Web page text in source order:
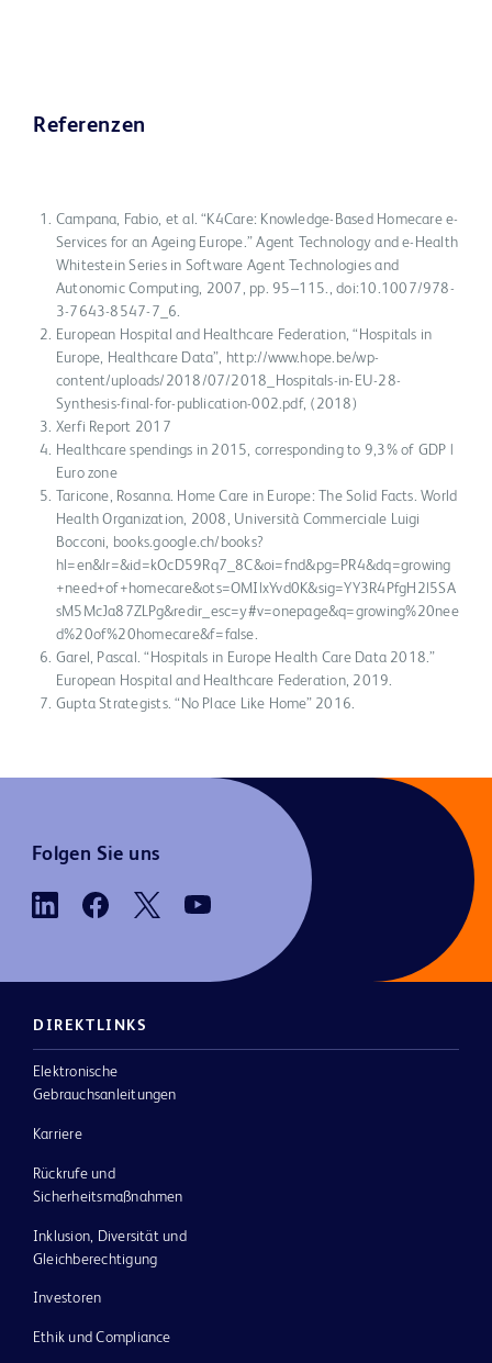
Referenzen
Campana, Fabio, et al. “K4Care: Knowledge-Based Homecare e-
Services for an Ageing Europe.” Agent Technology and e-Health
Whitestein Series in Software Agent Technologies and
Autonomic Computing, 2007, pp. 95–115., doi:10.1007/978-
3-7643-8547-7_6.
European Hospital and Healthcare Federation, “Hospitals in
Europe, Healthcare Data”, http://www.hope.be/wp-
content/uploads/2018/07/2018_Hospitals-in-EU-28-
Synthesis-final-for-publication-002.pdf, (2018)
Xerfi Report 2017
Healthcare spendings in 2015, corresponding to 9,3% of GDP |
Euro zone
Taricone, Rosanna. Home Care in Europe: The Solid Facts. World
Health Organization, 2008, Università Commerciale Luigi
Bocconi, books.google.ch/books?
hl=en&lr=&id=kOcD59Rq7_8C&oi=fnd&pg=PR4&dq=growing
+need+of+homecare&ots=OMIlxYvd0K&sig=YY3R4PfgH2l5SA
sM5McJa87ZLPg&redir_esc=y#v=onepage&q=growing%20nee
d%20of%20homecare&f=false.
Garel, Pascal. “Hospitals in Europe Health Care Data 2018.”
European Hospital and Healthcare Federation, 2019.
Gupta Strategists. “No Place Like Home” 2016.
Folgen Sie uns
DIREKTLINKS
Elektronische
Gebrauchsanleitungen
Karriere
Rückrufe und
Sicherheitsmaßnahmen
Inklusion, Diversität und
Gleichberechtigung
Investoren
Ethik und Compliance